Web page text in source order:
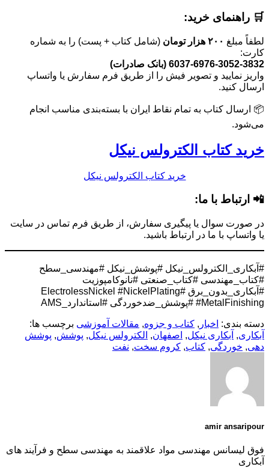
🛒 راهنمای خرید:
لطفاً مبلغ ۲۰۰ هزار تومان
(شامل کتاب + پست) را به شماره
کارت:
6037-6976-3052-3832 (بانک صادرات)
واریز نمایید و تصویر فیش را از طریق فرم سفارش یا واتساپ
ارسال کنید.
📦 ارسال کتاب به تمام نقاط ایران با بسته‌بندی مناسب انجام
می‌شود.
خرید کتاب الکترولس نیکل
خرید کتاب الکترولس نیکل
📲 ارتباط با ما:
در صورت سوال یا پیگیری سفارش، از طریق فرم تماس در سایت
یا واتساپ با ما در ارتباط باشید.
#آبکاری_الکترولس_نیکل #پوشش_نیکل #مهندسی_سطح
#کتاب_مهندسی #کتاب_صنعتی #نانوکامپوزیت
#آبکاری_بدون_برق #ElectrolessNickel #NickelPlating
#MetalFinishing #پوشش_ضدخوردگی #استاندارد_AMS
دسته بندی: اخبار , کتاب و جزوه, مقالات آموزشی برچسب ها:
آبکاری, آبکاری نیکل, اصفهان, الکترولس نیکل, پوشش, پوشش
دهی, خوردگی, کتاب, کروم سخت, نفت
amir ansaripour
فوق لیسانس مهندسی مواد علاقمند به مهندسی سطح و فرآیند های
آبکاری